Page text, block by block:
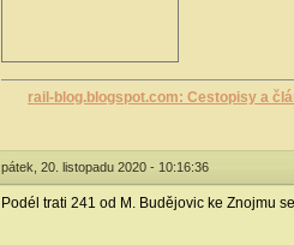
rail-blog.blogspot.com: Cestopisy a
pátek, 20. listopadu 2020 - 10:16:36
Podél trati 241 od M. Budějovic ke Znojmu